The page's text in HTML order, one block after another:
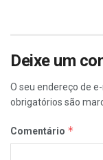
Deixe um
O seu endereço de
obrigatórios são
Comentário *